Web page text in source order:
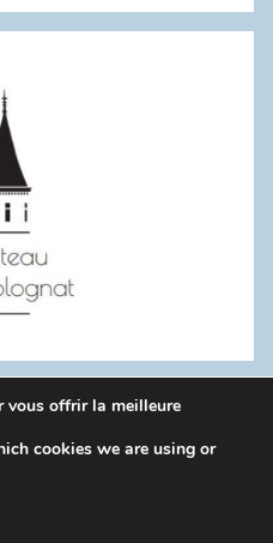
by ThemeZee.
vous offrir la meilleure
cookies we are using or